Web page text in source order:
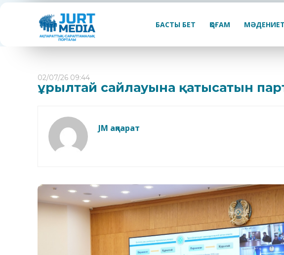
БАСТЫ БЕТ ҚОҒАМ МӘДЕНИЕТ
02/07/26 09:44
Құрылтай сайлауына қатысатын
JM ақпарат